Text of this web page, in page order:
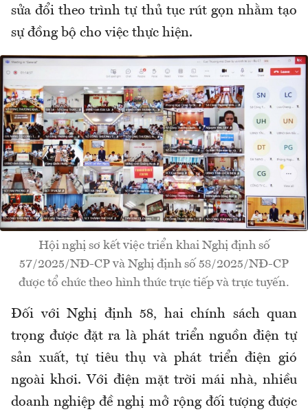
sửa đổi theo trình tự thủ tục rút gọn nhằm tạo
sự đồng bộ cho việc thực hiện.
Hội nghị sơ kết việc triển khai Nghị định số
57/2025/NĐ-CP và Nghị định số 58/2025/NĐ-CP
được tổ chức theo hình thức trực tiếp và trực tuyến.
Đối với Nghị định 58, hai chính sách quan
trọng được đặt ra là phát triển nguồn điện tự
sản xuất, tự tiêu thụ và phát triển điện gió
ngoài khơi. Với điện mặt trời mái nhà, nhiều
doanh nghiệp đề nghị mở rộng đối tượng được